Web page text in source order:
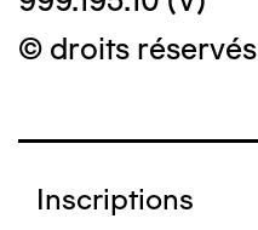
© droits réservés
Inscriptions